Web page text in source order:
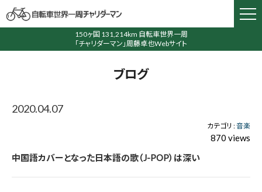
150ヶ国 131,214km 自転車世界一周
「チャリダーマン」周藤卓也Webサイト
ブログ
2020.04.07
カテゴリ :音楽
870 views
中国語カバーとなった日本語の歌（J-POP）は深い